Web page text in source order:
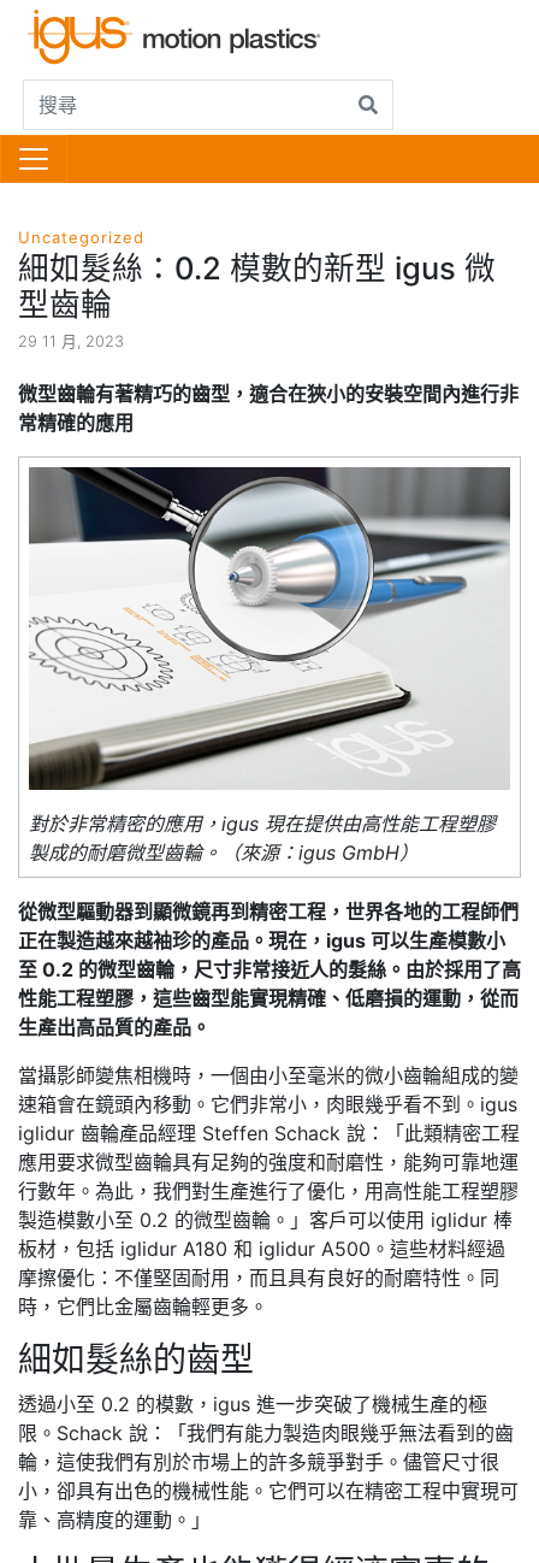
Uncategorized
細如髮絲：0.2 模數的新型 igus 微
型齒輪
29 11 月, 2023
微型齒輪有著精巧的齒型，適合在狹小的安裝空間內進行非
常精確的應用
對於非常精密的應用，igus 現在提供由高性能工程塑膠
製成的耐磨微型齒輪。（來源：igus GmbH）
從微型驅動器到顯微鏡再到精密工程，世界各地的工程師們
正在製造越來越袖珍的產品。現在，igus 可以生產模數小
至 0.2 的微型齒輪，尺寸非常接近人的髮絲。由於採用了高
性能工程塑膠，這些齒型能實現精確、低磨損的運動，從而
生產出高品質的產品。
當攝影師變焦相機時，一個由小至毫米的微小齒輪組成的變
速箱會在鏡頭內移動。它們非常小，肉眼幾乎看不到。igus
iglidur 齒輪產品經理 Steffen Schack 說：「此類精密工程
應用要求微型齒輪具有足夠的強度和耐磨性，能夠可靠地運
行數年。為此，我們對生產進行了優化，用高性能工程塑膠
製造模數小至 0.2 的微型齒輪。」客戶可以使用 iglidur 棒
板材，包括 iglidur A180 和 iglidur A500。這些材料經過
摩擦優化：不僅堅固耐用，而且具有良好的耐磨特性。同
時，它們比金屬齒輪輕更多。
細如髮絲的齒型
透過小至 0.2 的模數，igus 進一步突破了機械生產的極
限。Schack 說：「我們有能力製造肉眼幾乎無法看到的齒
輪，這使我們有別於市場上的許多競爭對手。儘管尺寸很
小，卻具有出色的機械性能。它們可以在精密工程中實現可
靠、高精度的運動。」